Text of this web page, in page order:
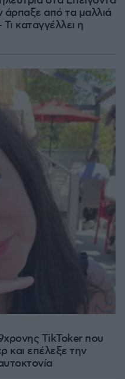
από τα μαλλιά
καταγγέλλει η
TikToker που
και επέλεξε την